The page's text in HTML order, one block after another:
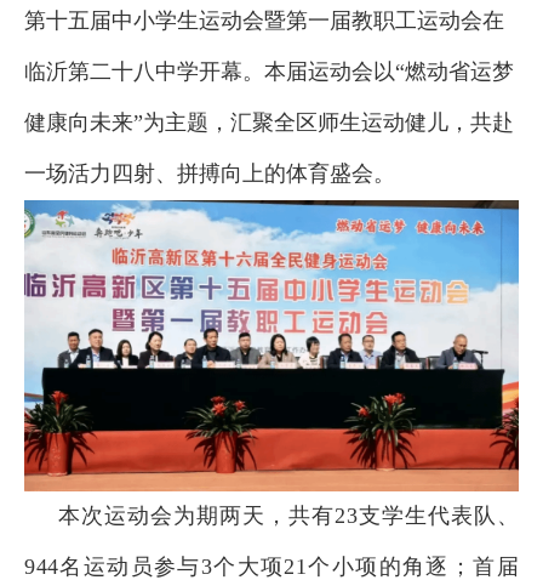
第十五届中小学生运动会暨第一届教职工运动会在
临沂第二十八中学开幕。本届运动会以“燃动省运梦
健康向未来”为主题，汇聚全区师生运动健儿，共赴
一场活力四射、拼搏向上的体育盛会。
本次运动会为期两天，共有23支学生代表队、
944名运动员参与3个大项21个小项的角逐；首届